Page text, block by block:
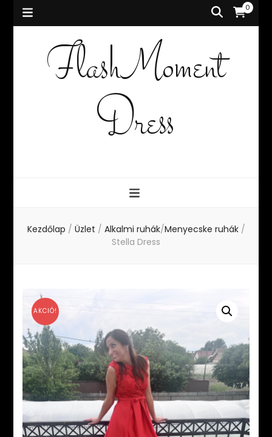
0
FlashMoment
Dress
Kezdőlap / Üzlet / Alkalmi ruhák/Menyecske ruhák /
Stella Dress
AKCIÓ!